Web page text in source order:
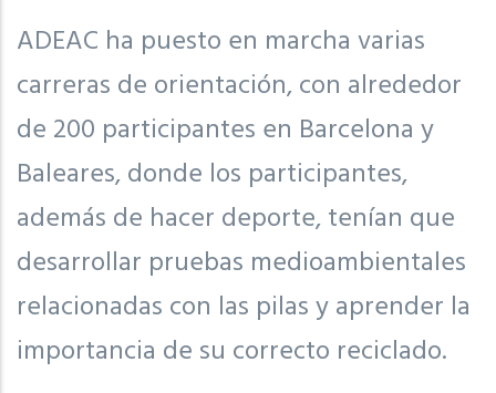
ADEAC ha puesto en marcha varias
carreras de orientación, con alrededor
de 200 participantes en Barcelona y
Baleares, donde los participantes,
además de hacer deporte, tenían que
desarrollar pruebas medioambientales
relacionadas con las pilas y aprender la
importancia de su correcto reciclado.